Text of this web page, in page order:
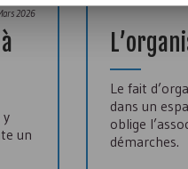
2026
y
un
Le fait
dans un
oblige
démarches.